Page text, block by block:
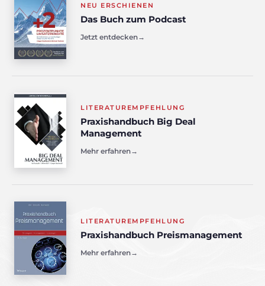
NEU ERSCHIENEN
Das Buch zum Podcast
Jetzt entdecken→
LITERATUREMPFEHLUNG
Praxishandbuch Big Deal
Management
Mehr erfahren→
LITERATUREMPFEHLUNG
Praxishandbuch Preismanagement
Mehr erfahren→